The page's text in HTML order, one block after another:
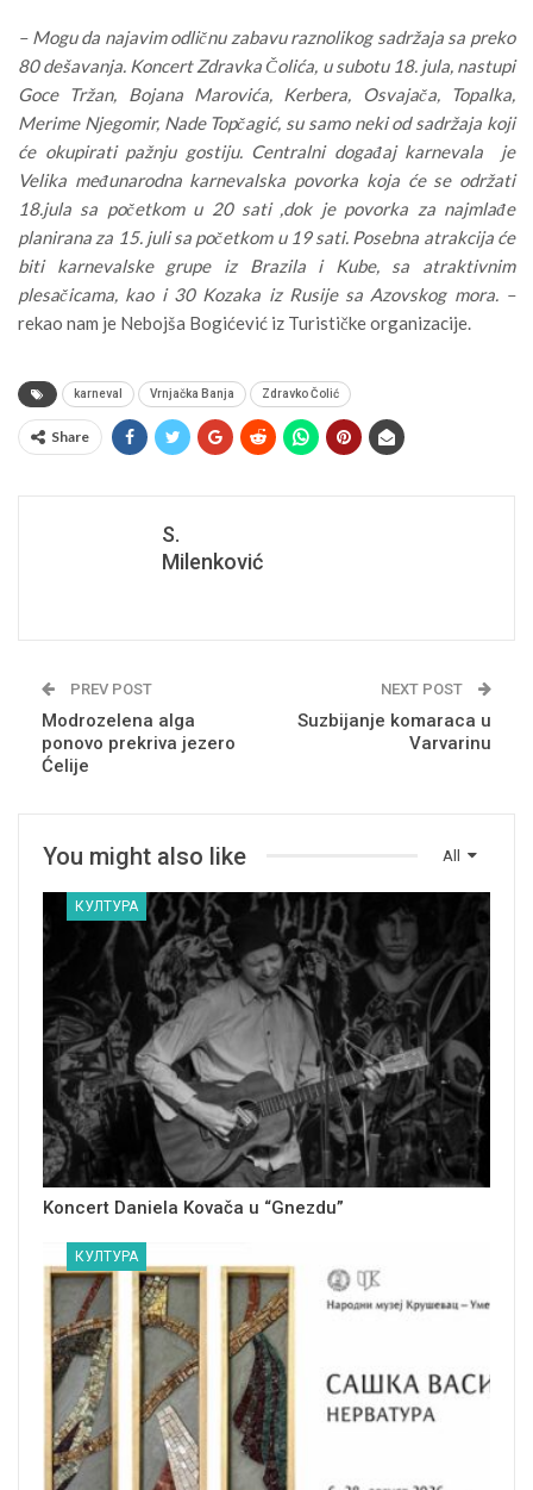
– Mogu da najavim odličnu zabavu raznolikog sadržaja sa preko
80 dešavanja. Koncert Zdravka Čolića, u subotu 18. jula, nastupi
Goce Tržan, Bojana Marovića, Kerbera, Osvajača, Topalka,
Merime Njegomir, Nade Topčagić, su samo neki od sadržaja koji
će okupirati pažnju gostiju. Centralni događaj karnevala je
Velika međunarodna karnevalska povorka koja će se održati
18.jula sa početkom u 20 sati ,dok je povorka za najmlađe
planirana za 15. juli sa početkom u 19 sati. Posebna atrakcija će
biti karnevalske grupe iz Brazila i Kube, sa atraktivnim
plesačicama, kao i 30 Kozaka iz Rusije sa Azovskog mora. –
rekao nam je Nebojša Bogićević iz Turističke organizacije.
karneval Vrnjačka Banja Zdravko Čolić
Share
S.
Milenković
PREV POST
Modrozelena alga
ponovo prekriva jezero
Ćelije
NEXT POST
Suzbijanje komaraca u
Varvarinu
All
You might also like
КУЛТУРА
Koncert Daniela Kovača u “Gnezdu”
КУЛТУРА